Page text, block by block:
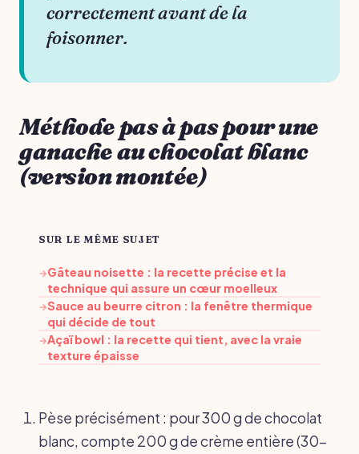
correctement avant de la
foisonner.
Méthode pas à pas pour une
ganache au chocolat blanc
(version montée)
SUR LE MÊME SUJET
→Gâteau noisette : la recette précise et la
technique qui assure un cœur moelleux
→Sauce au beurre citron : la fenêtre thermique
qui décide de tout
→Açaï bowl : la recette qui tient, avec la vraie
texture épaisse
Pèse précisément : pour 300 g de chocolat
blanc, compte 200 g de crème entière (30-